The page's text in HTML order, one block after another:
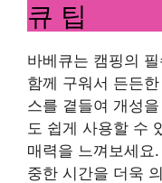
큐 팁
바베큐는 캠핑의
함께 구워서 든든
스를 곁들여 개성
도 쉽게 사용할 수
매력을 느껴보세요
중한 시간을 더욱